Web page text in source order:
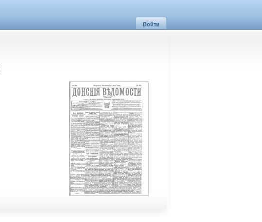
Войти